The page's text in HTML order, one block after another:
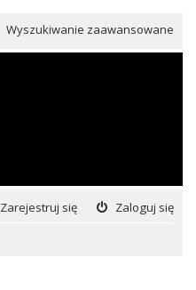
Wyszukiwanie zaawansowane
Zaloguj się
Zarejestruj się